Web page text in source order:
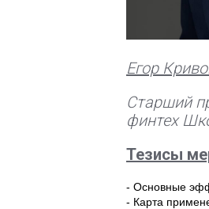
Егор
Старший
финтех
Тезисы
- Основные
- Карта